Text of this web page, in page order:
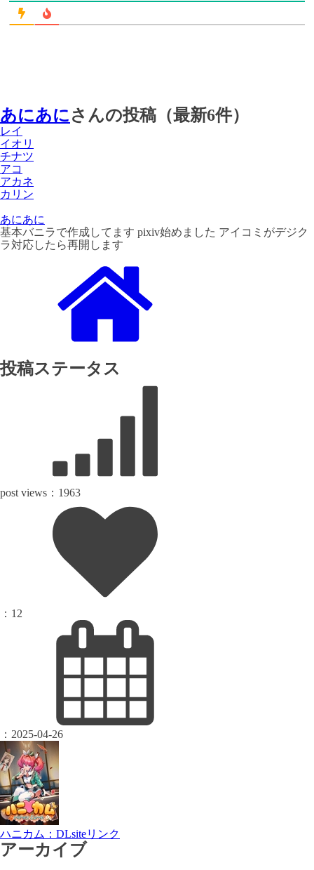
あにあにさんの投稿（最新6件）
レイ
イオリ
チナツ
アコ
アカネ
カリン
あにあに
基本バニラで作成してます pixiv始めました アイコミがデジク
ラ対応したら再開します
投稿ステータス
post views： 1963
： 12
： 2025-04-26
ハニカム：DLsiteリンク
アーカイブ